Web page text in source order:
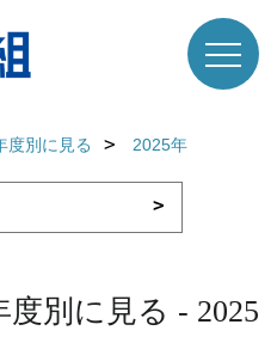
度別に見る 2025年
別に見る - 2025